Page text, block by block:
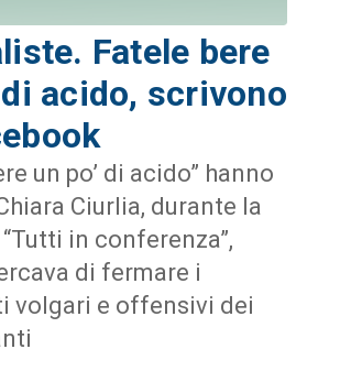
Fatele bere
di acido, scrivono
un po’ di acido” hanno
Ciurlia, durante la
in conferenza”,
di fermare i
volgari e offensivi dei